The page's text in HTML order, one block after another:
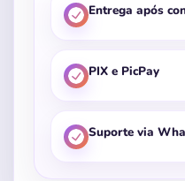
Entrega após
PIX e PicPay
Suporte via